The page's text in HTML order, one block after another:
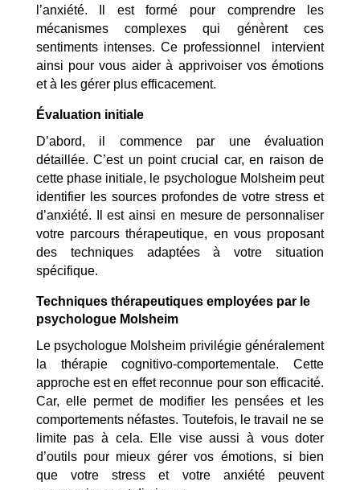
l’anxiété. Il est formé pour comprendre les
mécanismes complexes qui génèrent ces
sentiments intenses. Ce professionnel intervient
ainsi pour vous aider à apprivoiser vos émotions
et à les gérer plus efficacement.
Évaluation initiale
D’abord, il commence par une évaluation
détaillée. C’est un point crucial car, en raison de
cette phase initiale, le psychologue Molsheim peut
identifier les sources profondes de votre stress et
d’anxiété. Il est ainsi en mesure de personnaliser
votre parcours thérapeutique, en vous proposant
des techniques adaptées à votre situation
spécifique.
Techniques thérapeutiques employées par le
psychologue Molsheim
Le psychologue Molsheim privilégie généralement
la thérapie cognitivo-comportementale. Cette
approche est en effet reconnue pour son efficacité.
Car, elle permet de modifier les pensées et les
comportements néfastes. Toutefois, le travail ne se
limite pas à cela. Elle vise aussi à vous doter
d’outils pour mieux gérer vos émotions, si bien
que votre stress et votre anxiété peuvent